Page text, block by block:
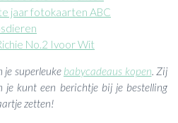
jaar fotokaarten ABC
No.2 Ivoor Wit
je superleuke babycadeaus kopen. Zij
kunt een berichtje bij je bestelling
zetten!